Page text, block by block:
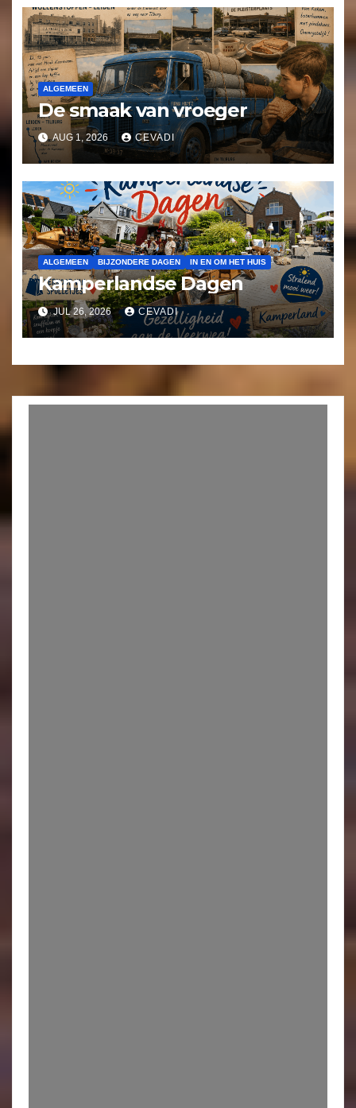
ALGEMEEN
De smaak van vroeger
AUG 1, 2026 CEVADI
ALGEMEEN BIJZONDERE DAGEN IN EN OM HET HUIS
Kamperlandse Dagen
JUL 26, 2026 CEVADI